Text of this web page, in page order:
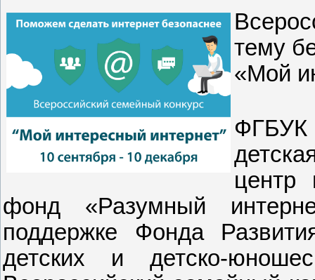
тему
«Мой
ФГБУК
центр
фонд «Разумный
поддержке Фонда
детских и детско-